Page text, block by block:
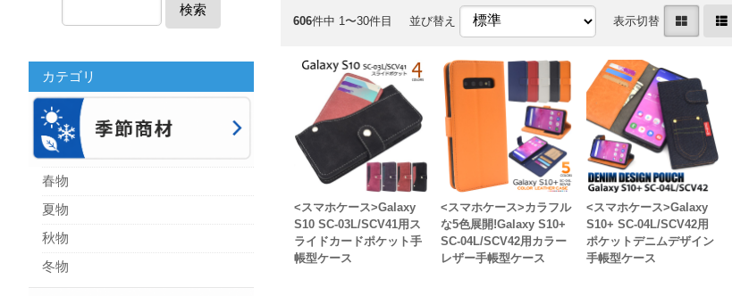
606件中 1〜30件目 並び替え 表示切替
<スマホケース>Galaxy
S10 SC-03L/SCV41用ス
ライドカードポケット手
帳型ケース
<スマホケース>カラフル
な5色展開!Galaxy S10+
SC-04L/SCV42用カラー
レザー手帳型ケース
<スマホケース>Galaxy
S10+ SC-04L/SCV42用
ポケットデニムデザイン
手帳型ケース
検索
カテゴリ
春物
夏物
秋物
冬物